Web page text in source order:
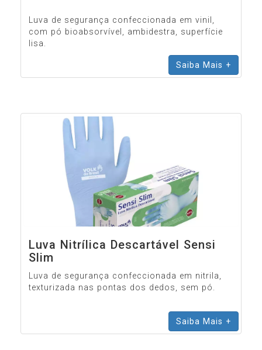
Luva de segurança confeccionada em vinil,
com pó bioabsorvível, ambidestra, superfície
lisa.
Saiba Mais +
Luva Nitrílica Descartável Sensi
Slim
Luva de segurança confeccionada em nitrila,
texturizada nas pontas dos dedos, sem pó.
Saiba Mais +